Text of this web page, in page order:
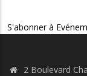
S'abonner à
2 Boulevard